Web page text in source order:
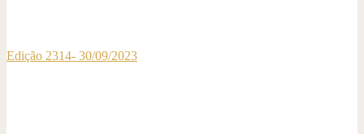
Edição 2314- 30/09/2023